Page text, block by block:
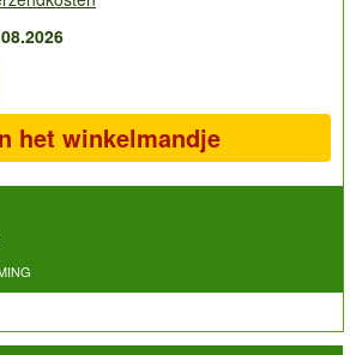
het winkelmandje